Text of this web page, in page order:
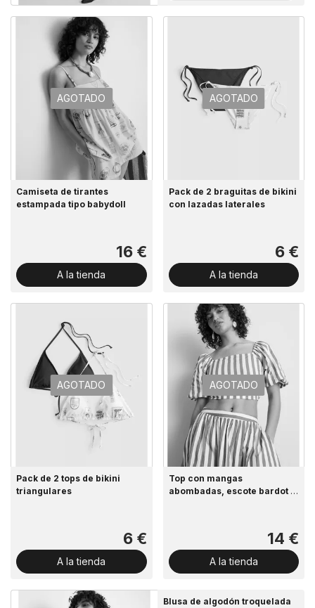
AGOTADO
Camiseta de tirantes
estampada tipo babydoll
16 €
A la tienda
AGOTADO
Pack de 2 braguitas de bikini
con lazadas laterales
6 €
A la tienda
AGOTADO
Pack de 2 tops de bikini
triangulares
6 €
A la tienda
AGOTADO
Top con mangas
abombadas, escote bardot y
14 €
A la tienda
Blusa de algodón troquelada